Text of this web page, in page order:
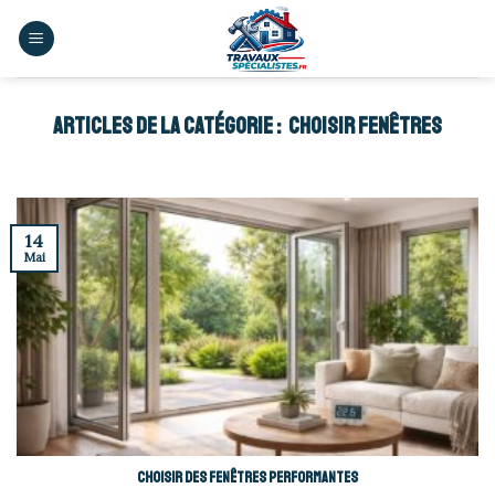
CHOISIR FENÊTRES
Choisir des fenêtres performantes
14
Mai